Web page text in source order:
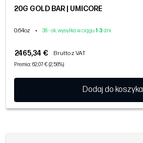
20G GOLD BAR | UMICORE
0.64oz • 38 - ok. wysyłka w ciągu 1-3 dni
2465,34 € Brutto z VAT
Premia: 62,07 € (2,58%)
Dodaj do koszyka